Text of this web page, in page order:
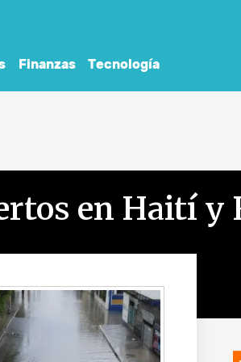
Finanzas Tecnología
en Haití y